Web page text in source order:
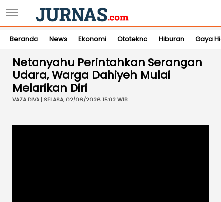
Beranda News Ekonomi Ototekno Hiburan Gaya
Netanyahu Perintahkan Serangan
Udara, Warga Dahiyeh Mulai
Melarikan Diri
VAZA DIVA | SELASA, 02/06/2026 15:02 WIB